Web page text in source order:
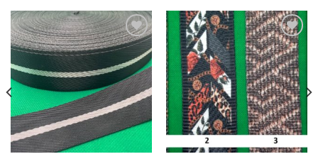
Додати
до
списку
бажань
Додати
до
списку
бажань